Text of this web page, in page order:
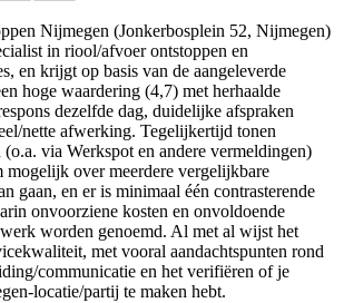
Nijmegen (Jonkerbosplein 52, Nijmegen)
in riool/afvoer ontstoppen en
en krijgt op basis van de aangeleverde
hoge waardering (4,7) met herhaalde
dezelfde dag, duidelijke afspraken
nette afwerking. Tegelijkertijd tonen
via Werkspot en andere vermeldingen)
mogelijk over meerdere vergelijkbare
gaan, en er is minimaal één contrasterende
onvoorziene kosten en onvoldoende
worden genoemd. Al met al wijst het
met vooral aandachtspunten rond
communicatie en het verifiëren of je
locatie/partij te maken hebt.